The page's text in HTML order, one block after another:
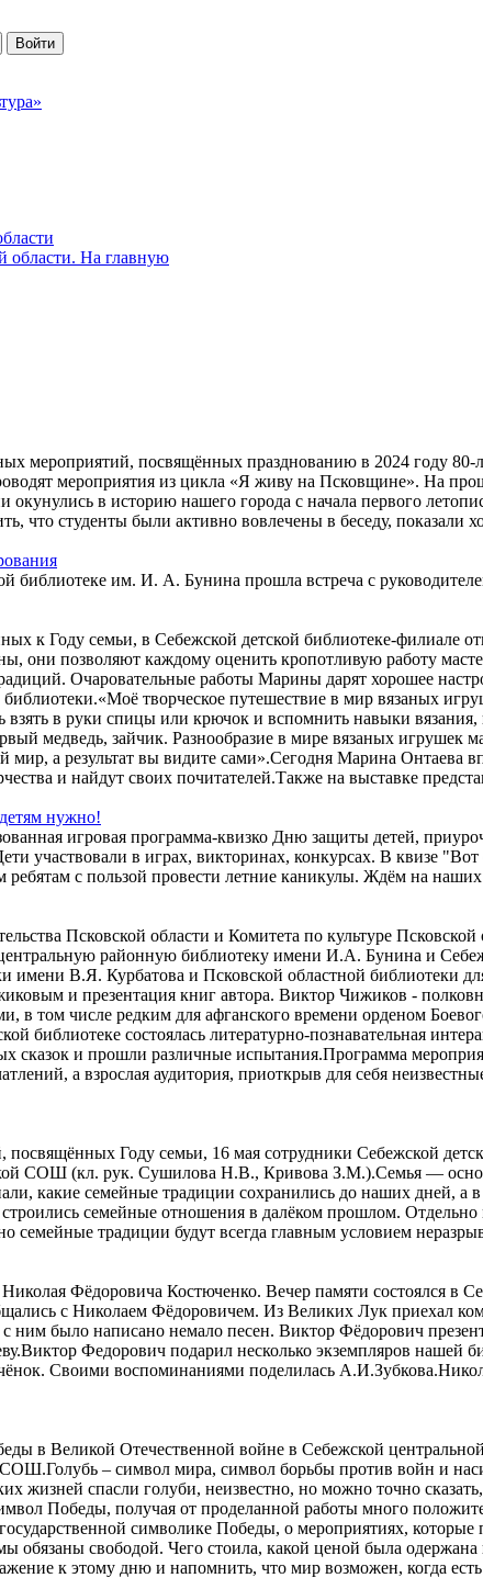
Войти
мероприятий, посвящённых празднованию в 2024 году
мероприятия из цикла «Я живу на Псковщине». На
окунулись в историю нашего города с начала первого
что студенты были активно вовлечены в беседу, показали
библиотеке им. И. А. Бунина прошла встреча с
к Году семьи, в Себежской детской библиотеке-
они позволяют каждому оценить кропотливую работу
Очаровательные работы Марины дарят хорошее
творческое путешествие в мир вязаных
взять в руки спицы или крючок и вспомнить навыки
медведь, зайчик. Разнообразие в мире вязаных игрушек
мир, а результат вы видите сами».Сегодня Марина Онтаева
и найдут своих почитателей.Также на выставке
нужно!
игровая программа-квизко Дню защиты детей,
участвовали в играх, викторинах, конкурсах. В квизе
с пользой провести летние каникулы. Ждём на
Псковской области и Комитета по культуре
районную библиотеку имени И.А. Бунина и
имени В.Я. Курбатова и Псковской областной библиотеки
и презентация книг автора. Виктор Чижиков -
в том числе редким для афганского времени орденом
библиотеке состоялась литературно-познавательная
сказок и прошли различные испытания.Программа
а взрослая аудитория, приоткрыв для себя
Году семьи, 16 мая сотрудники Себежской
СОШ (кл. рук. Сушилова Н.В., Кривова З.М.).Семья —
какие семейные традиции сохранились до наших дней,
строились семейные отношения в далёком прошлом.
традиции будут всегда главным условием
Фëдоровича Костюченко. Вечер памяти состоялся в
с Николаем Фëдоровичем. Из Великих Лук приехал
ним было написано немало песен. Виктор Фёдорович
Федорович подарил несколько экземпляров нашей
Своими воспоминаниями поделилась
в Великой Отечественной войне в Себежской
– символ мира, символ борьбы против войн и
жизней спасли голуби, неизвестно, но можно точно
Победы, получая от проделанной работы много
символике Победы, о мероприятиях,
обязаны свободой. Чего стоила, какой ценой была
к этому дню и напомнить, что мир возможен, когда